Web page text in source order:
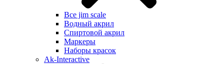
Все jim scale
Водный акрил
Спиртовой акрил
Маркеры
Наборы красок
Ak-Interactive